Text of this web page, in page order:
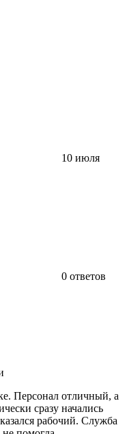
10 июля
0 ответов
Персонал отличный, а
сразу начались
рабочий. Служба